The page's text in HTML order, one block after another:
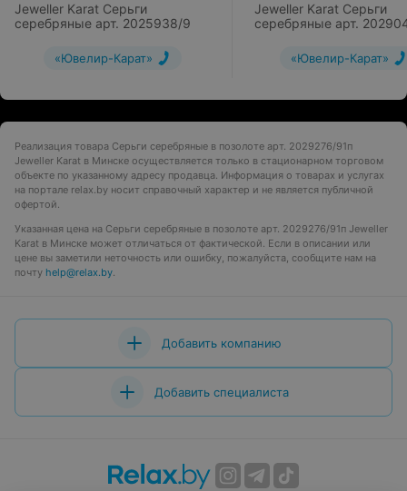
Jeweller Karat Серьги
серебряные арт. 2025938/9
«Ювелир-Карат»
Jeweller Karat Серьги
серебряные арт.
«Ювелир-Карат»
Реализация товара Серьги серебряные в позолоте арт. 2029276/91п
Jeweller Karat в Минске осуществляется только в стационарном торговом
объекте по указанному адресу продавца. Информация о товарах и услугах
на портале relax.by носит справочный характер и не является публичной
офертой.
Указанная цена на Серьги серебряные в позолоте арт. 2029276/91п Jeweller
Karat в Минске может отличаться от фактической. Если в описании или
цене вы заметили неточность или ошибку, пожалуйста, сообщите нам на
почту help@relax.by.
Добавить компанию
Добавить специалиста